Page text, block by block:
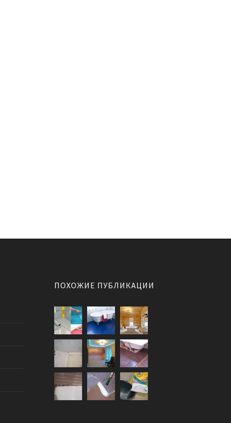
ПОХОЖИЕ ПУБЛИКАЦИИ